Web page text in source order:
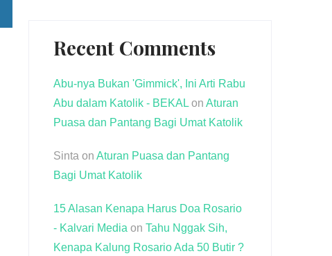
Recent Comments
Abu-nya Bukan 'Gimmick', Ini Arti Rabu
Abu dalam Katolik - BEKAL onAturan
Puasa dan Pantang Bagi Umat Katolik
Sinta onAturan Puasa dan Pantang
Bagi Umat Katolik
15 Alasan Kenapa Harus Doa Rosario
- Kalvari Media onTahu Nggak Sih,
Kenapa Kalung Rosario Ada 50 Butir ?